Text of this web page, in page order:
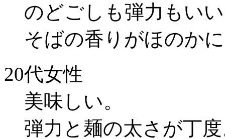
のどごしも弾力もい
そばの香りがほのか
20代女性
美味しい。
弾力と麺の太さが丁